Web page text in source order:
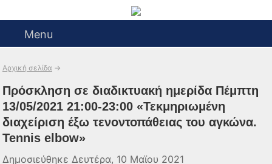
Menu
Αρχική σελίδα →
Πρόσκληση σε διαδικτυακή ημερίδα Πέμπτη
13/05/2021 21:00-23:00 «Τεκμηριωμένη
διαχείριση έξω τενοντοπάθειας του αγκώνα.
Tennis elbow»
Δημοσιεύθηκε Δευτέρα, 10 Μαϊου 2021